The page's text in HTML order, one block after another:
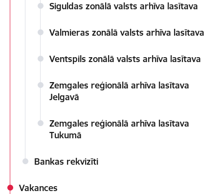
Siguldas zonālā valsts arhīva lasītava
Valmieras zonālā valsts arhīva lasītava
Ventspils zonālā valsts arhīva lasītava
Zemgales reģionālā arhīva lasītava
Jelgavā
Zemgales reģionālā arhīva lasītava
Tukumā
Bankas rekvizīti
Vakances